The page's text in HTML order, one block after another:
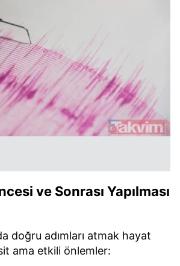
ve Sonrası Yapılması
doğru adımları atmak hayat
ama etkili önlemler: